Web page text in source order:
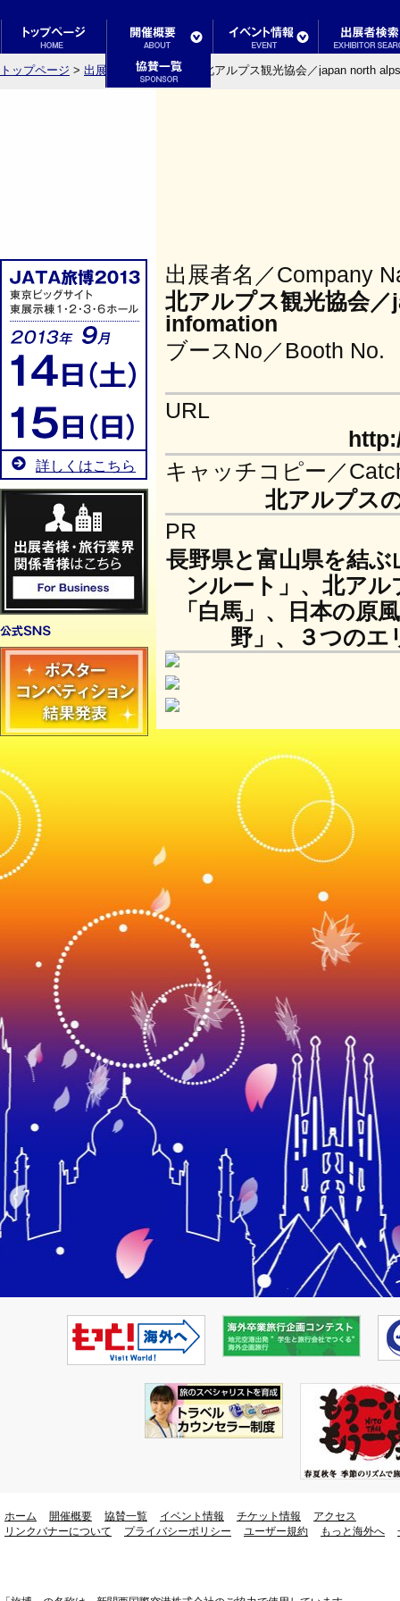
トップページ > 出展者検索結果一覧 > 北アルプス観光協会／japan north
詳しくはこちら
出展者名／Company
北アルプス観光協会
infomation
ブースNo／Booth No.
URL
キャッチコピー／
北アルプス
PR
長野県と富山県を結
ンルート」、北ア
「白馬」、日本の原
野」、３つのエ
ホーム 開催概要 協賛一覧 イベント情報 チケット情報
アクセス
リンクバナーについて
プライバシーポリシー ユーザー規約 もっと海外へ